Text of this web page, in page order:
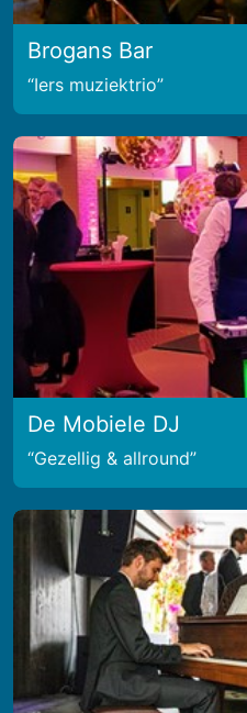
Brogans Bar
Iers muziektrio
De Mobiele DJ
Gezellig & allround